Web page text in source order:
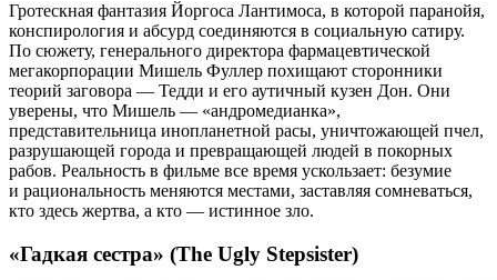
Гротескная фантазия Йоргоса Лантимоса, в которой паранойя,
конспирология и абсурд соединяются в социальную сатиру.
По сюжету, генерального директора фармацевтической
мегакорпорации Мишель Фуллер похищают сторонники
теорий заговора — Тедди и его аутичный кузен Дон. Они
уверены, что Мишель — «андромедианка»,
представительница инопланетной расы, уничтожающей пчел,
разрушающей города и превращающей людей в покорных
рабов. Реальность в фильме все время ускользает: безумие
и рациональность меняются местами, заставляя сомневаться,
кто здесь жертва, а кто — истинное зло.
«Гадкая сестра» (The Ugly Stepsister)